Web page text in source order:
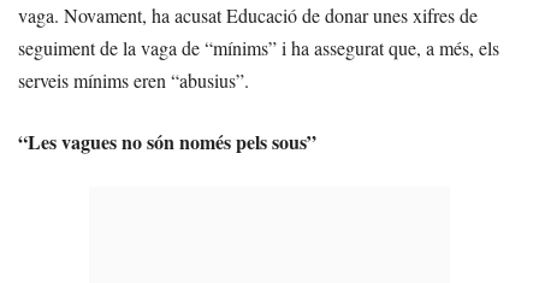
vaga. Novament, ha acusat Educació de donar unes xifres de
seguiment de la vaga de “mínims” i ha assegurat que, a més, els
serveis mínims eren “abusius”.
“Les vagues no són només pels sous”